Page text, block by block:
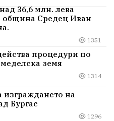
36,6 млн. лева
община Средец Иван
1351
процедури по
земя
1314
изграждането на
Бургас
1296